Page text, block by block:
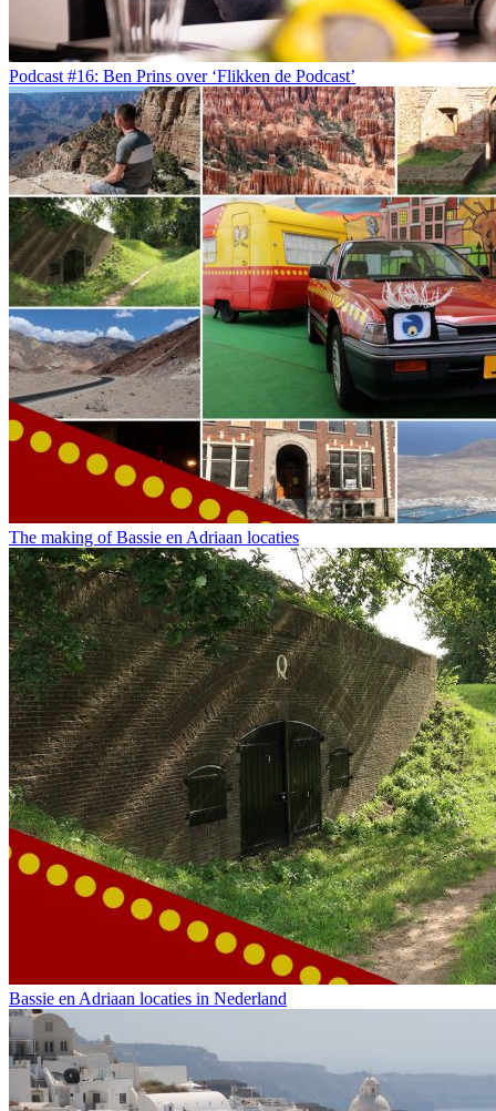
Podcast #16: Ben Prins over ‘Flikken de Podcast’
The making of Bassie en Adriaan locaties
Bassie en Adriaan locaties in Nederland